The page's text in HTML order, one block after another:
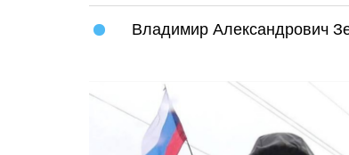
Владимир Александрович